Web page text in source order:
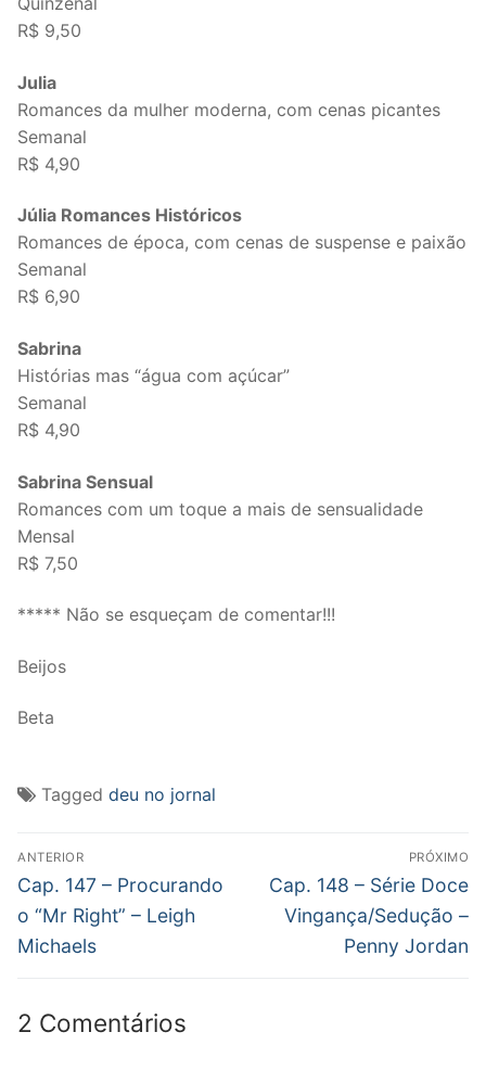
R$ 9,50
Julia
Romances da mulher moderna, com cenas picantes
Semanal
R$ 4,90
Júlia Romances Históricos
Romances de época, com cenas de suspense e paixão
Semanal
R$ 6,90
Sabrina
Histórias mas “água com açúcar”
Semanal
R$ 4,90
Sabrina Sensual
Romances com um toque a mais de sensualidade
Mensal
R$ 7,50
***** Não se esqueçam de comentar!!!
Beijos
Beta
Tagged deu no jornal
Navegação
de
Post
ANTERIOR
Post
anterior:
Cap. 147 – Procurando
o “Mr Right” – Leigh
Michaels
PRÓXIMO
Próximo
post:
Cap. 148 – Série Doce
Vingança/Sedução –
Penny Jordan
2 Comentários